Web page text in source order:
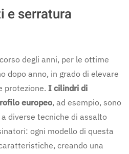
serratura
degli anni, per le ottime
dopo anno, in grado di elevare
protezione. I cilindri di
europeo, ad esempio, sono
diverse tecniche di assalto
ogni modello di questa
creando una